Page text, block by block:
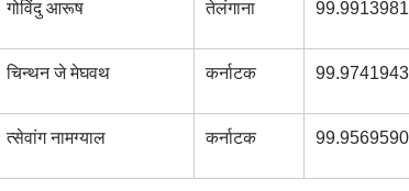
गोविंदु आरूष तेलंगाना 99.9913981
चिन्थन जे मेघवथ कर्नाटक 99.9741943
त्सेवांग नामग्याल कर्नाटक 99.9569590